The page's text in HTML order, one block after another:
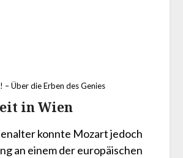
Über die Erben des Genies
in Wien
konnte Mozart jedoch
an einem der europäischen